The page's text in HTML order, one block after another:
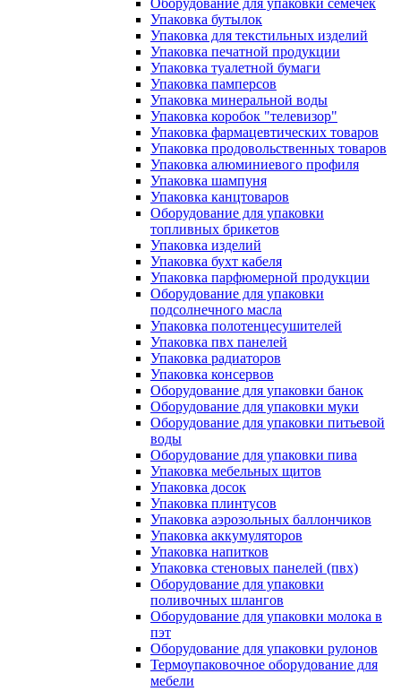
Оборудование для упаковки семечек
Упаковка бутылок
Упаковка для текстильных изделий
Упаковка печатной продукции
Упаковка туалетной бумаги
Упаковка памперсов
Упаковка минеральной воды
Упаковка коробок "телевизор"
Упаковка фармацевтических товаров
Упаковка продовольственных товаров
Упаковка алюминиевого профиля
Упаковка шампуня
Упаковка канцтоваров
Оборудование для упаковки
топливных брикетов
Упаковка изделий
Упаковка бухт кабеля
Упаковка парфюмерной продукции
Оборудование для упаковки
подсолнечного масла
Упаковка полотенцесушителей
Упаковка пвх панелей
Упаковка радиаторов
Упаковка консервов
Оборудование для упаковки банок
Оборудование для упаковки муки
Оборудование для упаковки питьевой
воды
Оборудование для упаковки пива
Упаковка мебельных щитов
Упаковка досок
Упаковка плинтусов
Упаковка аэрозольных баллончиков
Упаковка аккумуляторов
Упаковка напитков
Упаковка стеновых панелей (пвх)
Оборудование для упаковки
поливочных шлангов
Оборудование для упаковки молока в
пэт
Оборудование для упаковки рулонов
Термоупаковочное оборудование для
мебели